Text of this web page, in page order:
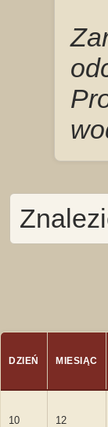
DZIEŃ MIESIĄC
10 12